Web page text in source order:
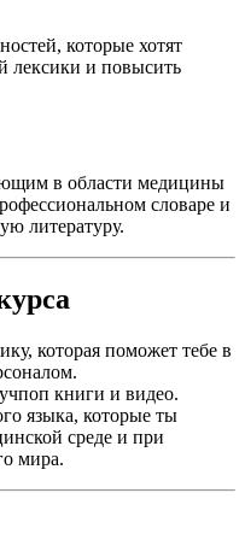
которые хотят
лексики и повысить
в области медицины
словаре и
литературу.
которая поможет тебе в
книги и видео.
языка, которые ты
среде и при
мира.